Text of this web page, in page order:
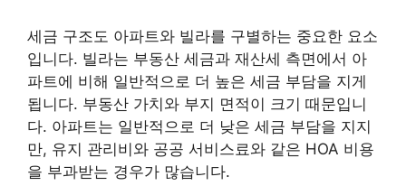
세금 구조도 아파트와 빌라를 구별하는 중요한 요소
입니다. 빌라는 부동산 세금과 재산세 측면에서 아
파트에 비해 일반적으로 더 높은 세금 부담을 지게
됩니다. 부동산 가치와 부지 면적이 크기 때문입니
다. 아파트는 일반적으로 더 낮은 세금 부담을 지지
만, 유지 관리비와 공공 서비스료와 같은 HOA 비용
을 부과받는 경우가 많습니다.